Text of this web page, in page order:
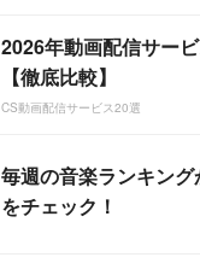
2026年動画配信サー
【徹底比較】
CS動画配信サービス20選
毎週の音楽ランキン
をチェック！